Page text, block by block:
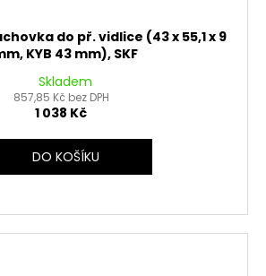
do př. vidlice (43 x 55,1 x 9
KYB 43 mm), SKF
Skladem
857,85 Kč bez DPH
1 038 Kč
DO KOŠÍKU